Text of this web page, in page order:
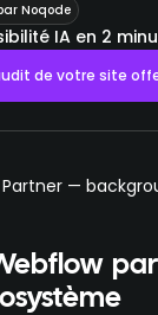
Noqode
IA en 2
de votre site